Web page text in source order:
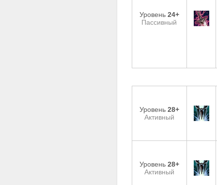
Уровень 24+
Пассивный
Уровень 28+
Активный
Уровень 28+
Активный